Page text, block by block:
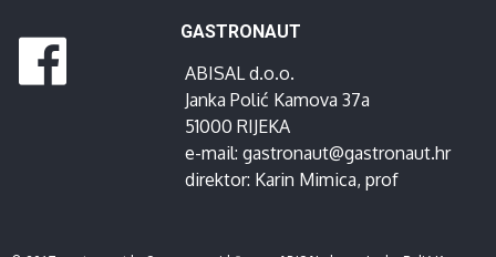
GASTRONAUT
ABISAL d.o.o.
Janka Polić Kamova 37a
51000 RIJEKA
e-mail: gastronaut@gastronaut.hr
direktor: Karin Mimica, prof